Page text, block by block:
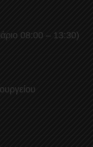
08:00 – 13:30)